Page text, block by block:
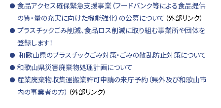
食品アクセス確保緊急支援事業（フードバンク等による食品提供
の質・量の充実に向けた機能強化）の公募について （外部リンク）
プラスチックごみ削減、食品ロス削減に取り組む事業所や団体を
登録します！
和歌山県のプラスチックごみ対策・ごみの散乱防止対策について
和歌山県災害廃棄物処理計画について
産業廃棄物収集運搬業許可申請の来庁予約（県外及び和歌山市
内の事業者の方） （外部リンク）